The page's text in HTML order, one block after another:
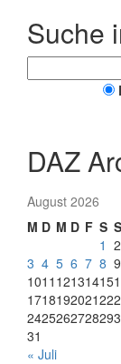
Suche
DAZ
August 2026
M D M D F S S
1 2
3 4 5 6 7 8 9
1011 12131415
171819202122
242526272829
31
« Juli